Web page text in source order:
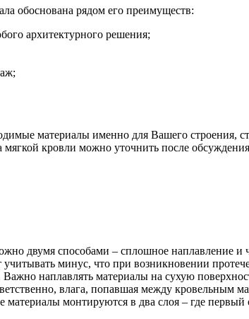
обоснована рядом его преимуществ:
архитектурного решения;
материалы именно для Вашего строения,
кровли можно уточнить после
двумя способами – сплошное наплавление
минус, что при возникновении
Важно наплавлять материалы на сухую
влага, попавшая между кровельным
монтируются в два слоя – где